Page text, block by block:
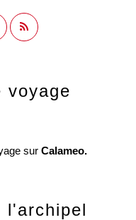
voyage
sur Calameo.
l'archipel